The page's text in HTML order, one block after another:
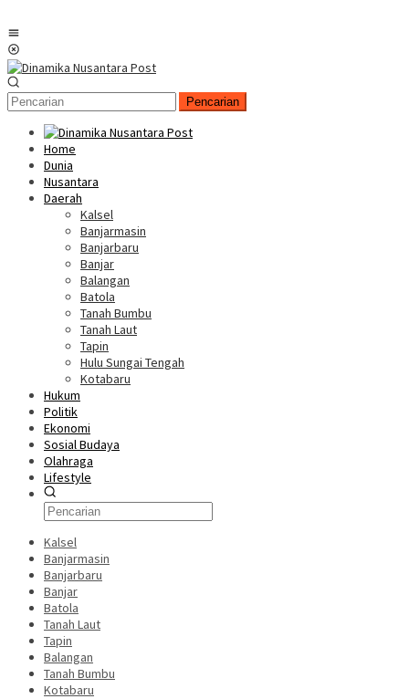
Pencarian
Home
Dunia
Nusantara
Daerah
Kalsel
Banjarmasin
Banjarbaru
Banjar
Balangan
Batola
Tanah Bumbu
Tanah Laut
Tapin
Hulu Sungai Tengah
Kotabaru
Hukum
Politik
Ekonomi
Sosial Budaya
Olahraga
Lifestyle
Kalsel
Banjarmasin
Banjarbaru
Banjar
Batola
Tanah Laut
Tapin
Balangan
Tanah Bumbu
Kotabaru